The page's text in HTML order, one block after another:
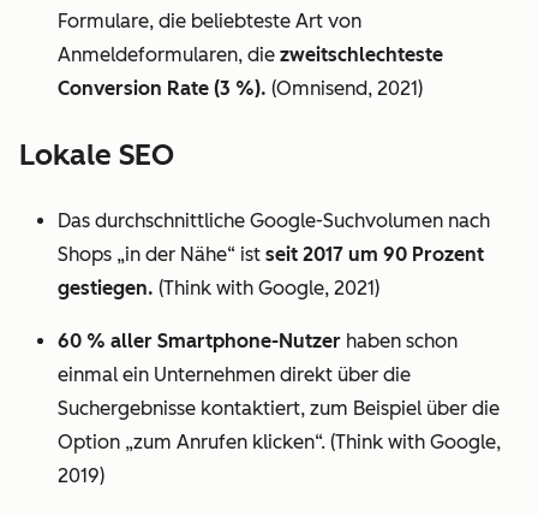
Formulare, die beliebteste Art von
Anmeldeformularen, die zweitschlechteste
Conversion Rate (3 %). (Omnisend, 2021)
Lokale SEO
Das durchschnittliche Google-Suchvolumen nach
Shops „in der Nähe“ ist seit 2017 um 90 Prozent
gestiegen. (Think with Google, 2021)
60 % aller Smartphone-Nutzer haben schon
einmal ein Unternehmen direkt über die
Suchergebnisse kontaktiert, zum Beispiel über die
Option „zum Anrufen klicken“. (Think with Google,
2019)